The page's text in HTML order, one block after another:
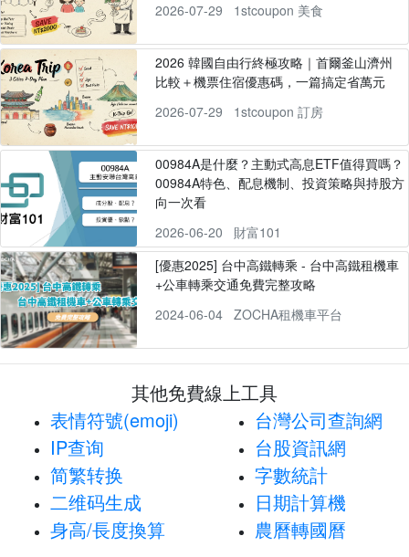
2026-07-29
1stcoupon 美食
2026 韓國自由行終極攻略｜首爾釜山濟州
比較＋機票住宿優惠碼，一篇搞定省萬元
2026-07-29
1stcoupon 訂房
00984A是什麼？主動式高息ETF值得買嗎？
00984A特色、配息機制、投資策略與持股方
向一次看
2026-06-20
財富101
[優惠2025] 台中高鐵轉乘 - 台中高鐵租機車
+公車轉乘交通免費完整攻略
2024-06-04
ZOCHA租機車平台
其他免費線上工具
表情符號(emoji)
IP查询
简繁转换
二维码生成
身高/長度換算
台灣公司查詢網
台股資訊網
字數統計
日期計算機
農曆轉國曆